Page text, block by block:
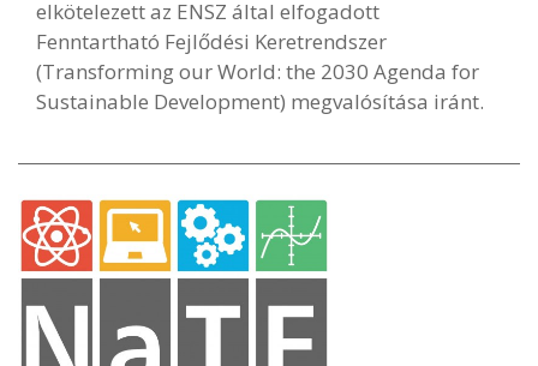
elkötelezett az ENSZ által elfogadott
Fenntartható Fejlődési Keretrendszer
(Transforming our World: the 2030 Agenda for
Sustainable Development) megvalósítása iránt.